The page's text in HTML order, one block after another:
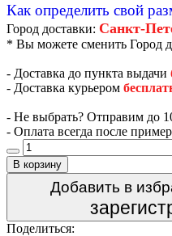
Как определить свой
Город доставки: Санкт-
* Вы можете сменить Город
- Доставка до пункта выдачи
- Доставка курьером
- Не выбрать? Отправим до
- Оплата всегда после
В корзину
Добавить в
Поделиться: